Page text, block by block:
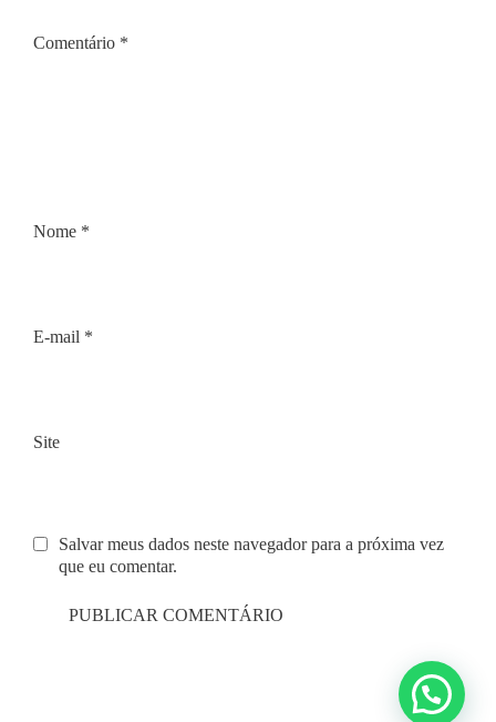
Comentário *
Nome *
E-mail *
Site
Salvar meus dados neste navegador para a próxima vez
que eu comentar.